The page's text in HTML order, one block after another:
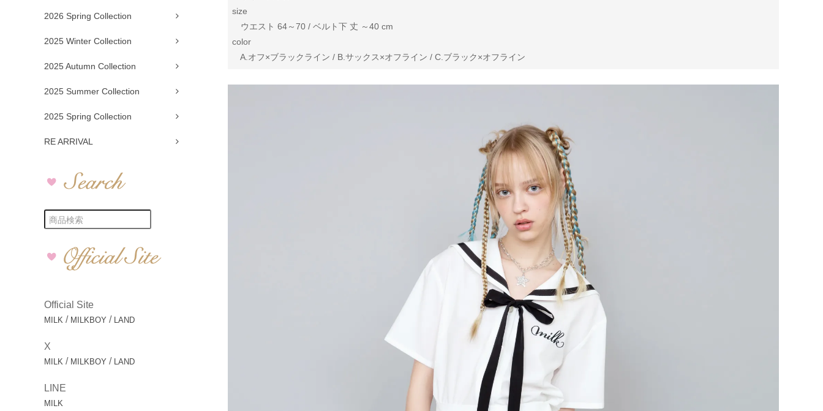
2026 Spring Collection
2025 Winter Collection
2025 Autumn Collection
2025 Summer Collection
2025 Spring Collection
RE ARRIVAL
Official Site
MILK / MILKBOY / LAND
X
MILK / MILKBOY / LAND
LINE
MILK
size
ウエスト 64～70 / ベルト下 丈 ～40 cm
color
A.オフ×ブラックライン / B.サックス×オフライン / C.ブラック×オフライン